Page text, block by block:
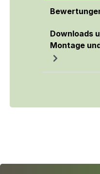
Downloads
Montage